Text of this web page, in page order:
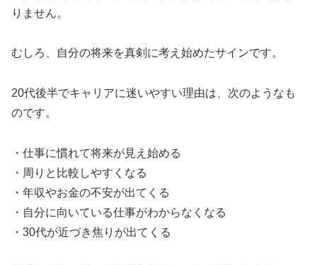
りません。
むしろ、自分の将来を真剣に考え始めたサインです。
20代後半でキャリアに迷いやすい理由は、次のようなも
のです。
・仕事に慣れて将来が見え始める
・周りと比較しやすくなる
・年収やお金の不安が出てくる
・自分に向いている仕事がわからなくなる
・30代が近づき焦りが出てくる